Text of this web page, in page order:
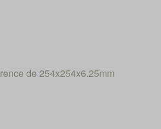
de 254x254x6.25mm